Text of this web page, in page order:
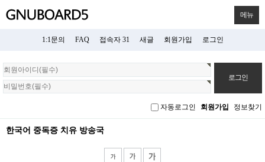
메뉴
1:1문의 FAQ 접속자 31 새글 회원가입 로그인
회
원
로
자동로그인 회원가입 정보찾기
한국어 중독증 치유 방송국